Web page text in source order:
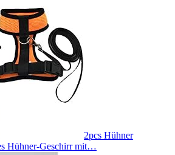
2pcs Hühner
Hühner-Geschirr mit…